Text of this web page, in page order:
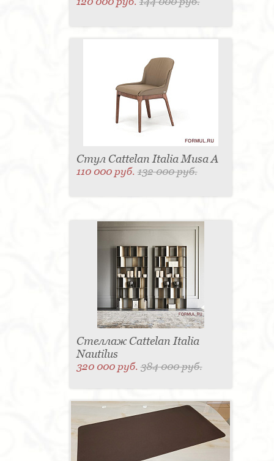
Стул Cattelan Italia Musa A
110 000 руб.132 000 руб.
Стеллаж Cattelan Italia
Nautilus
320 000 руб.384 000 руб.